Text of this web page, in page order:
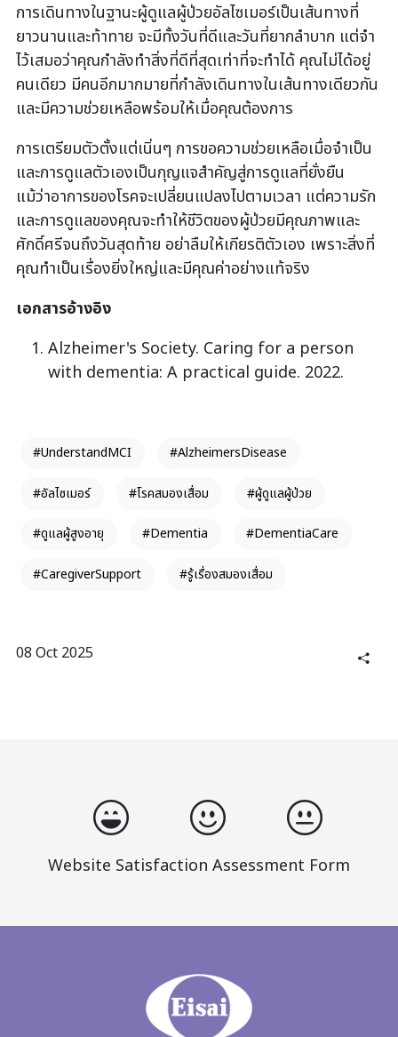
การเดินทางในฐานะผู้ดูแลผู้ป่วยอัลไซเมอร์เป็นเส้นทางที่
ยาวนานและท้าทาย จะมีทั้งวันที่ดีและวันที่ยากลำบาก แต่จำ
ไว้เสมอว่าคุณกำลังทำสิ่งที่ดีที่สุดเท่าที่จะทำได้ คุณไม่ได้อยู่
คนเดียว มีคนอีกมากมายที่กำลังเดินทางในเส้นทางเดียวกัน
และมีความช่วยเหลือพร้อมให้เมื่อคุณต้องการ
การเตรียมตัวตั้งแต่เนิ่นๆ การขอความช่วยเหลือเมื่อจำเป็น
และการดูแลตัวเองเป็นกุญแจสำคัญสู่การดูแลที่ยั่งยืน
แม้ว่าอาการของโรคจะเปลี่ยนแปลงไปตามเวลา แต่ความรัก
และการดูแลของคุณจะทำให้ชีวิตของผู้ป่วยมีคุณภาพและ
ศักดิ์ศรีจนถึงวันสุดท้าย อย่าลืมให้เกียรติตัวเอง เพราะสิ่งที่
คุณทำเป็นเรื่องยิ่งใหญ่และมีคุณค่าอย่างแท้จริง
เอกสารอ้างอิง
Alzheimer's Society. Caring for a person
with dementia: A practical guide. 2022.
#UnderstandMCI #AlzheimersDisease
#อัลไซเมอร์ #โรคสมองเสื่อม #ผู้ดูแลผู้ป่วย
#ดูแลผู้สูงอายุ #Dementia #DementiaCare
#CaregiverSupport #รู้เรื่องสมองเสื่อม
08 Oct 2025
Website Satisfaction Assessment Form